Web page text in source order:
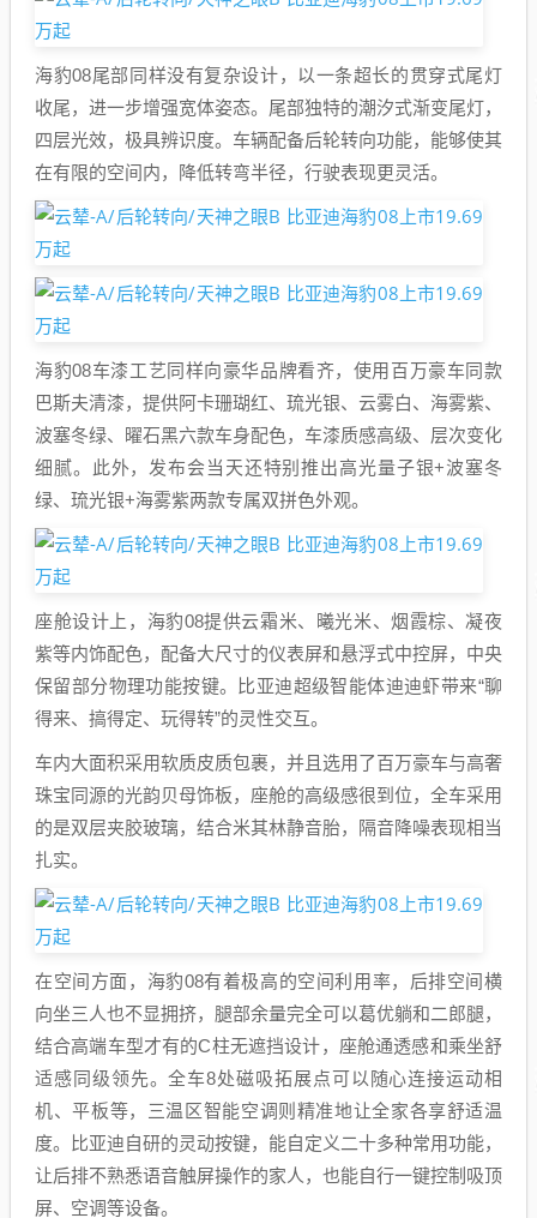
海豹08尾部同样没有复杂设计，以一条超长的贯穿式尾灯
收尾，进一步增强宽体姿态。尾部独特的潮汐式渐变尾灯，
四层光效，极具辨识度。车辆配备后轮转向功能，能够使其
在有限的空间内，降低转弯半径，行驶表现更灵活。
海豹08车漆工艺同样向豪华品牌看齐，使用百万豪车同款
巴斯夫清漆，提供阿卡珊瑚红、琉光银、云雾白、海雾紫、
波塞冬绿、曜石黑六款车身配色，车漆质感高级、层次变化
细腻。此外，发布会当天还特别推出高光量子银+波塞冬
绿、琉光银+海雾紫两款专属双拼色外观。
座舱设计上，海豹08提供云霜米、曦光米、烟霞棕、凝夜
紫等内饰配色，配备大尺寸的仪表屏和悬浮式中控屏，中央
保留部分物理功能按键。比亚迪超级智能体迪迪虾带来“聊
得来、搞得定、玩得转”的灵性交互。
车内大面积采用软质皮质包裹，并且选用了百万豪车与高奢
珠宝同源的光韵贝母饰板，座舱的高级感很到位，全车采用
的是双层夹胶玻璃，结合米其林静音胎，隔音降噪表现相当
扎实。
在空间方面，海豹08有着极高的空间利用率，后排空间横
向坐三人也不显拥挤，腿部余量完全可以葛优躺和二郎腿，
结合高端车型才有的C柱无遮挡设计，座舱通透感和乘坐舒
适感同级领先。全车8处磁吸拓展点可以随心连接运动相
机、平板等，三温区智能空调则精准地让全家各享舒适温
度。比亚迪自研的灵动按键，能自定义二十多种常用功能，
让后排不熟悉语音触屏操作的家人，也能自行一键控制吸顶
屏、空调等设备。